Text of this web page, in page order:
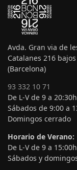
Avda. Gran via de
Catalanes 216
(Barcelona)
93 332 10 71
De L-V de 9 a 20:30h
Sábados de 9:00 a
Domingos cerrado
Horario de Verano:
De L-V de 9 a 15:00h
Sábados y